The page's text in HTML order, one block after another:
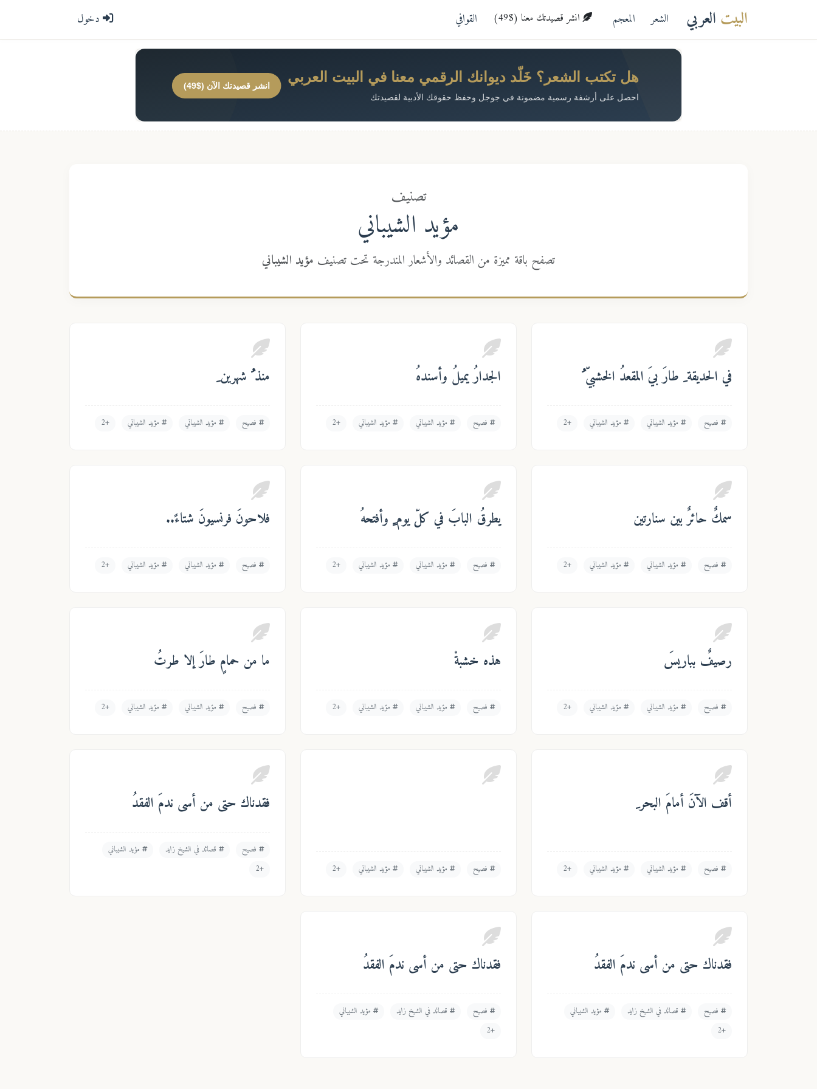
البيت العربي الشعر المعجم انشر قصيدتك معنا ($49) القوافي دخول
هل تكتب الشعر؟ خَلّد ديوانك الرقمي معنا في البيت العربي
احصل على أرشفة رسمية مضمونة في جوجل وحفظ حقوقك الأدبية لقصيدتك
انشر قصيدتك الآن ($49)
تصنيف
مؤيد الشيباني
تصفح باقة مميزة من القصائد والأشعار المندرجة تحت تصنيف مؤيد الشيباني
في الحديقة ِ طارَ بيَ المقعدُ الخشبيّ ُ
فصيح مؤيد الشيباني مؤيد الشيباني +2
الجدارُ يميلُ وأسندهُ
فصيح مؤيد الشيباني مؤيد الشيباني +2
منذ ُ شهرين ِ
فصيح مؤيد الشيباني مؤيد الشيباني +2
سمكٌ حائرٌ بين سنارتين
فصيح مؤيد الشيباني مؤيد الشيباني +2
يطرقُ البابَ في كلّ يوم ٍ وأفتحهُ
فصيح مؤيد الشيباني مؤيد الشيباني +2
فلاحونَ فرنسيونَ شتاءً..
فصيح مؤيد الشيباني مؤيد الشيباني +2
رصيفٌ بباريسَ
فصيح مؤيد الشيباني مؤيد الشيباني +2
هذه خشبةْ
فصيح مؤيد الشيباني مؤيد الشيباني +2
ما من حمامٍ طارَ إلا طرتُ
فصيح مؤيد الشيباني مؤيد الشيباني +2
أقف الآنَ أمامَ البحر ِ
فصيح مؤيد الشيباني مؤيد الشيباني +2 فصيح مؤيد الشيباني مؤيد الشيباني +2
فقدناك حتى من أسى ندمَ الفقدُ
فصيح قصائد في الشيخ زايد
مؤيد الشيباني
+2
فقدناك حتى من أسى ندمَ الفقدُ
فصيح قصائد في الشيخ زايد
مؤيد الشيباني
+2
فقدناك حتى من أسى ندمَ الفقدُ
فصيح قصائد في الشيخ زايد
مؤيد الشيباني
+2